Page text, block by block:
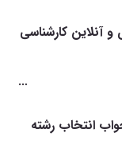
آنلاین کارشناسی
ارشد 1404 - زمان جواب انتخاب رشته